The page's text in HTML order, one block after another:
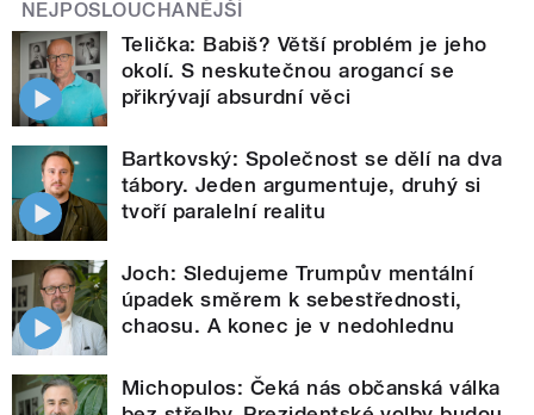
NEJPOSLOUCHANĚJŠÍ
Telička: Babiš? Větší problém je jeho
okolí. S neskutečnou arogancí se
přikrývají absurdní věci
Bartkovský: Společnost se dělí na dva
tábory. Jeden argumentuje, druhý si
tvoří paralelní realitu
Joch: Sledujeme Trumpův mentální
úpadek směrem k sebestřednosti,
chaosu. A konec je v nedohlednu
Michopulos: Čeká nás občanská válka